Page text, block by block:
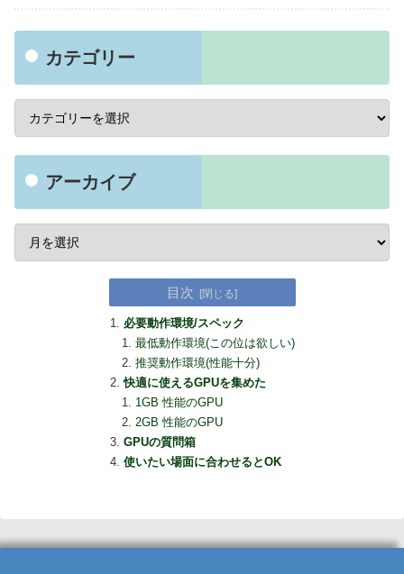
カテゴリー
アーカイブ
目次
必要動作環境/スペック
最低動作環境(この位は欲しい)
推奨動作環境(性能十分)
快適に使えるGPUを集めた
1GB 性能のGPU
2GB 性能のGPU
GPUの質問箱
使いたい場面に合わせるとOK